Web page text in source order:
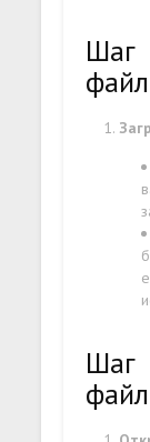
Шаг
файл
Шаг
файл